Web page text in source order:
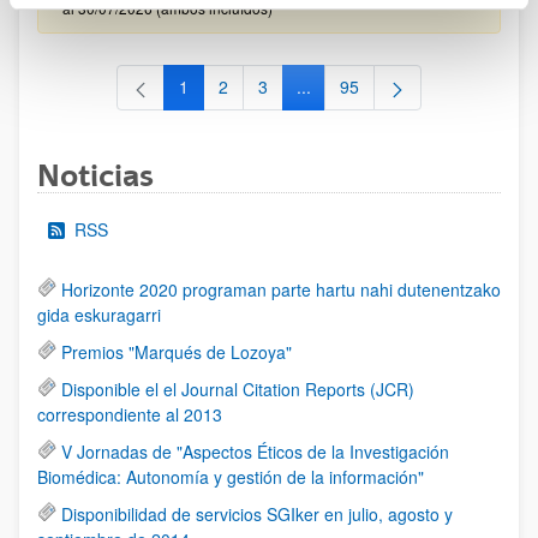
al 30/07/2026 (ambos incluídos)
Página
1 Página
2 Página
3 ...Páginas intermedias Use TAB
Página
95
Noticias
RSS
Horizonte 2020 programan parte hartu nahi dutenentzako
gida eskuragarri
Premios "Marqués de Lozoya"
Disponible el el Journal Citation Reports (JCR)
correspondiente al 2013
V Jornadas de "Aspectos Éticos de la Investigación
Biomédica: Autonomía y gestión de la información"
Disponibilidad de servicios SGIker en julio, agosto y